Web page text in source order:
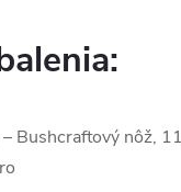
– Bushcraftový nôž,